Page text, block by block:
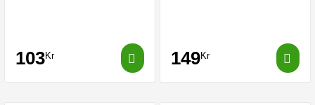
103Kr 149Kr